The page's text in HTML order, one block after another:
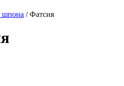
шпона / Фатсия